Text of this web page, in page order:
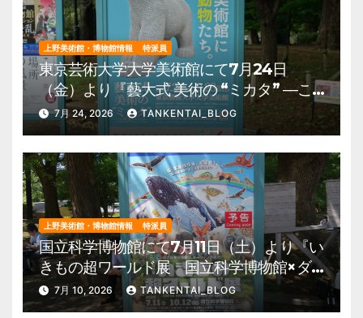
上野美術館・博物館情報 特派員
東京芸術大学大学美術館にて7月24日
（金）より『藝大式 美術の “ミカタ” ―こ
の夏、藝大生になる―』を開催。 上野公
園 美術館・博物館 混雑情報他
7月 24, 2026 TANKENTAI_BLOG
上野美術館・博物館情報 特派員
国立科学博物館にて7月11日（土）より『い
きもの超ワールド展 国立科学博物館×ダ
ーウィンが来た！』を開催。 上野公園
美術館・博物館 混雑情報他
7月 10, 2026 TANKENTAI_BLOG